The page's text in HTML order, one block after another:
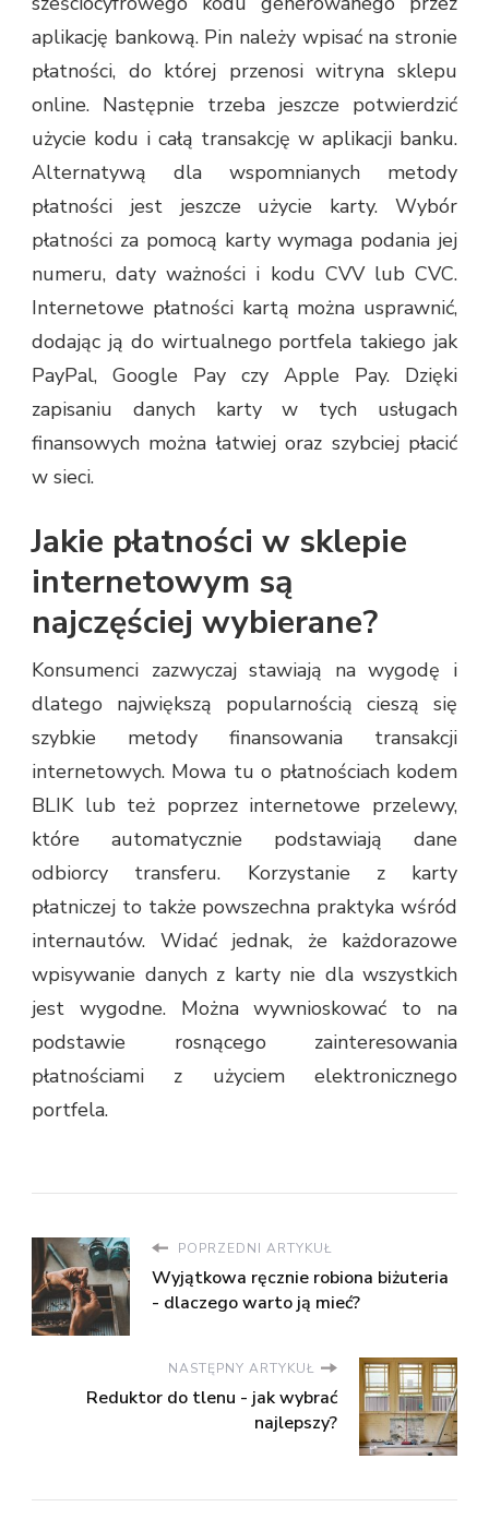
aplikację bankową. Pin należy wpisać na stronie
płatności, do której przenosi witryna sklepu
online. Następnie trzeba jeszcze potwierdzić
użycie kodu i całą transakcję w aplikacji banku.
Alternatywą dla wspomnianych metody
płatności jest jeszcze użycie karty. Wybór
płatności za pomocą karty wymaga podania jej
numeru, daty ważności i kodu CVV lub CVC.
Internetowe płatności kartą można usprawnić,
dodając ją do wirtualnego portfela takiego jak
PayPal, Google Pay czy Apple Pay. Dzięki
zapisaniu danych karty w tych usługach
finansowych można łatwiej oraz szybciej płacić
w sieci.
Jakie płatności w sklepie
internetowym są
najczęściej wybierane?
Konsumenci zazwyczaj stawiają na wygodę i
dlatego największą popularnością cieszą się
szybkie metody finansowania transakcji
internetowych. Mowa tu o płatnościach kodem
BLIK lub też poprzez internetowe przelewy,
które automatycznie podstawiają dane
odbiorcy transferu. Korzystanie z karty
płatniczej to także powszechna praktyka wśród
internautów. Widać jednak, że każdorazowe
wpisywanie danych z karty nie dla wszystkich
jest wygodne. Można wywnioskować to na
podstawie rosnącego zainteresowania
płatnościami z użyciem elektronicznego
portfela.
POPRZEDNI ARTYKUŁ
Wyjątkowa ręcznie robiona biżuteria
- dlaczego warto ją mieć?
NASTĘPNY ARTYKUŁ
Reduktor do tlenu - jak wybrać
najlepszy?